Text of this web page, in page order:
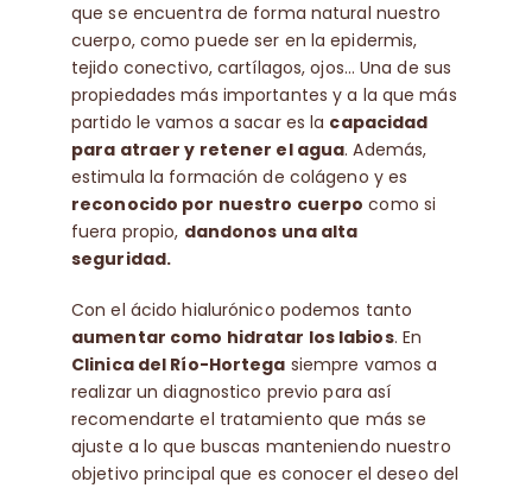
que se encuentra de forma natural nuestro
cuerpo, como puede ser en la epidermis,
tejido conectivo, cartílagos, ojos… Una de sus
propiedades más importantes y a la que más
partido le vamos a sacar es la capacidad
para atraer y retener el agua. Además,
estimula la formación de colágeno y es
reconocido por nuestro cuerpo como si
fuera propio, dandonos una alta
seguridad.
Con el ácido hialurónico podemos tanto
aumentar como hidratar los labios. En
Clinica del Río-Hortega siempre vamos a
realizar un diagnostico previo para así
recomendarte el tratamiento que más se
ajuste a lo que buscas manteniendo nuestro
objetivo principal que es conocer el deseo del